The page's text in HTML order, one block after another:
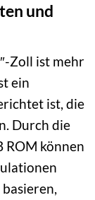
und
Zoll ist mehr
ein
ist, die
Durch die
ROM können